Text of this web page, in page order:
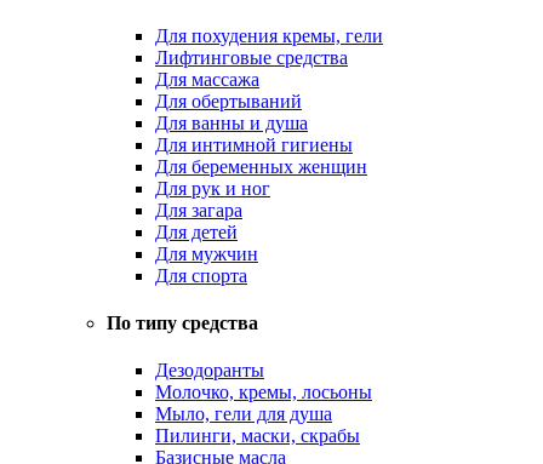
Для похудения кремы, гели
Лифтинговые средства
Для массажа
Для обертываний
Для ванны и душа
Для интимной гигиены
Для беременных женщин
Для рук и ног
Для загара
Для детей
Для мужчин
Для спорта
По типу средства
Дезодоранты
Молочко, кремы, лосьоны
Мыло, гели для душа
Пилинги, маски, скрабы
Базисные масла